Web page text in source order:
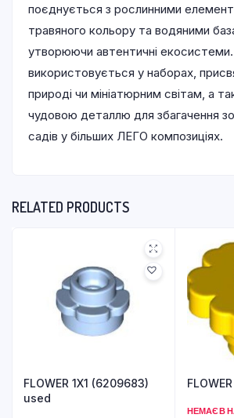
поєднується з рослинними
травяного кольору та водяними
утворюючи автентичні
використовується у наборах,
природі чи мініатюрним світам, а
чудовою деталлю для збагачення
садів у більших ЛЕГО композиціях.
RELATED PRODUCTS
FLOWER 1X1 (6209683)
used
НЕМАЄ В